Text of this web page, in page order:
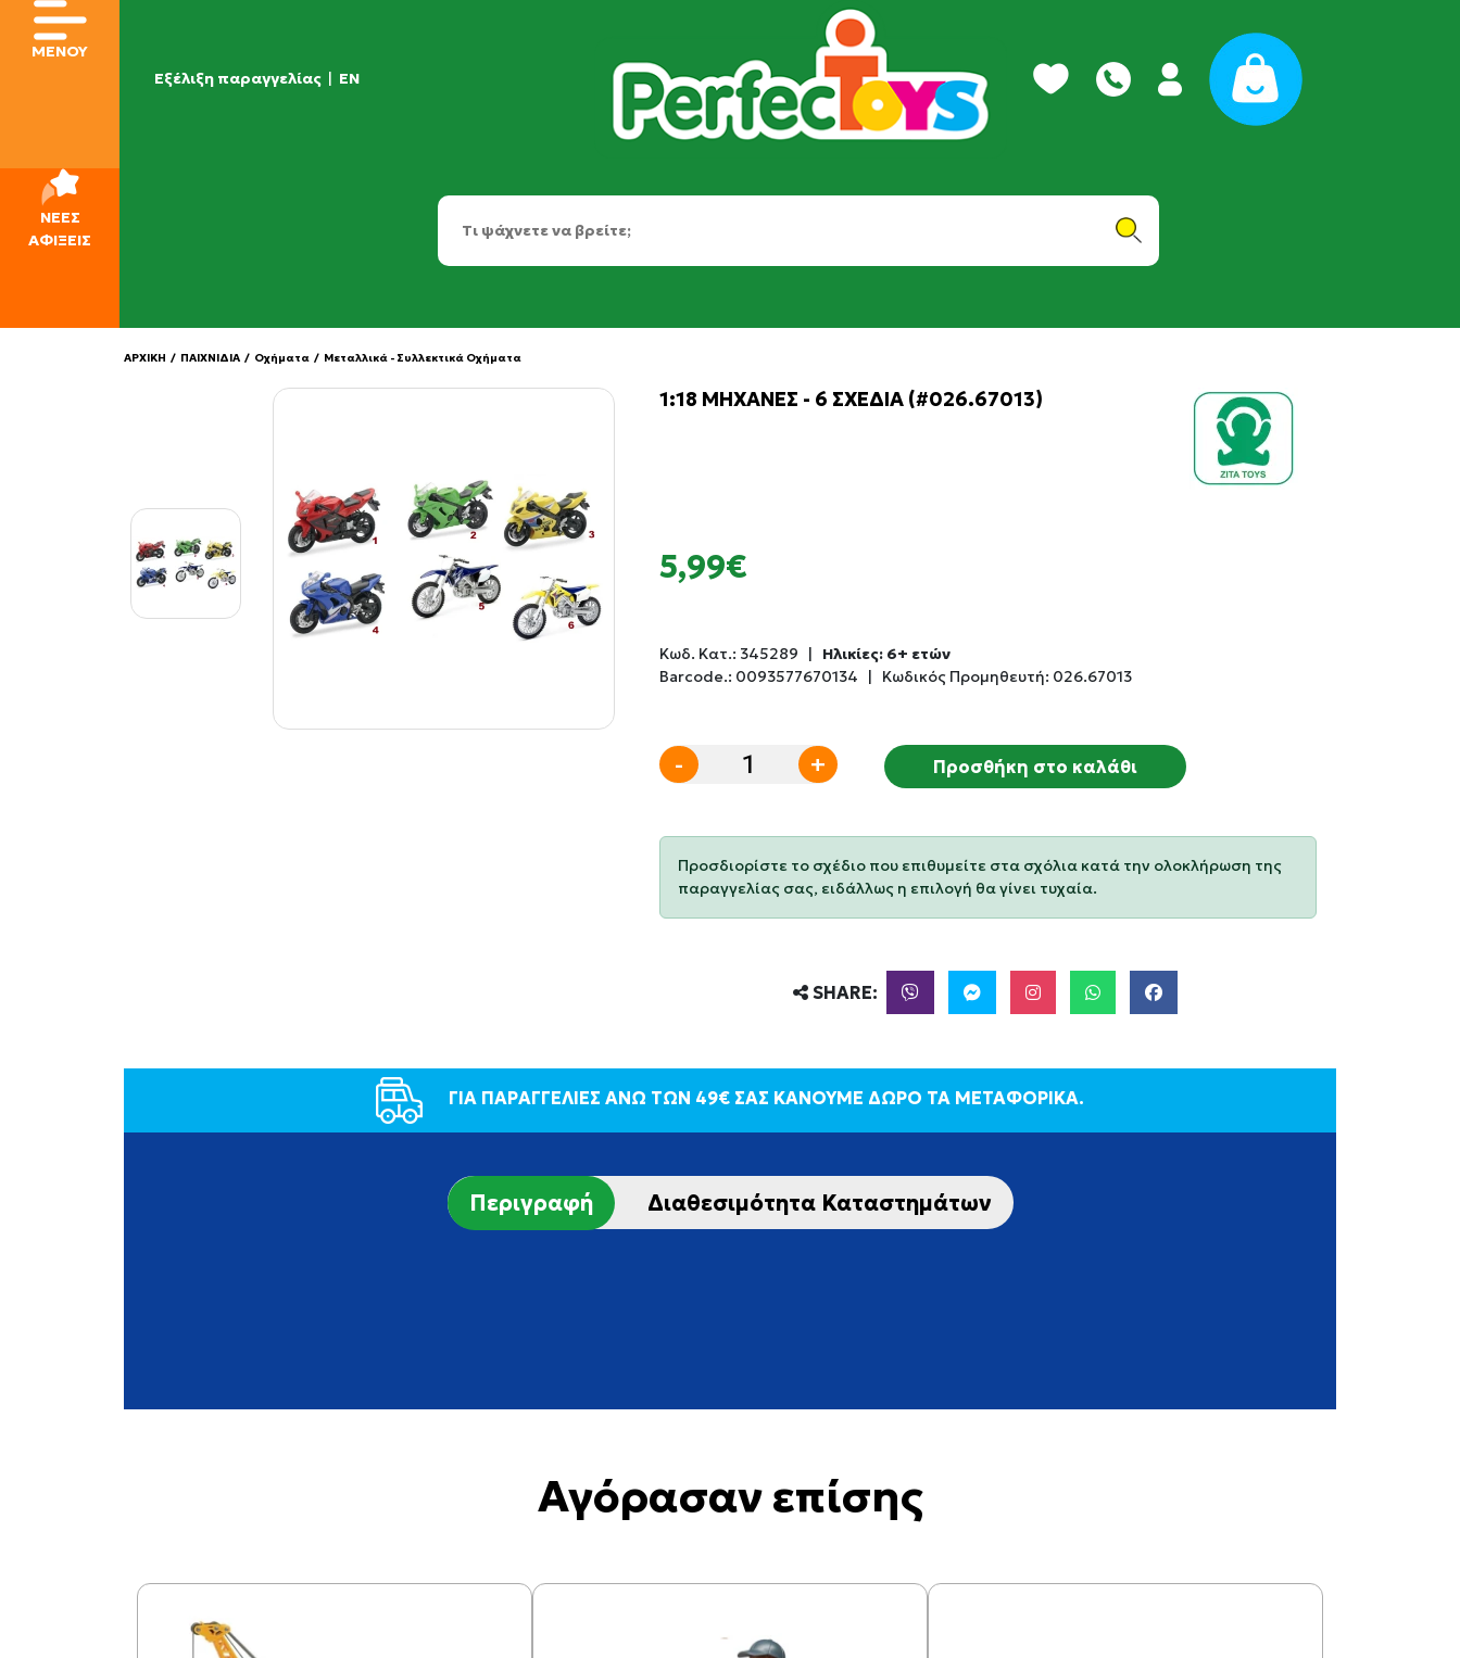
Εξέλιξη παραγγελίας | EN
ΜΕΝΟΥ
ΝΕΕΣ
ΑΦΙΞΕΙΣ
ΑΡΧΙΚΗ / ΠΑΙΧΝΙΔΙΑ / Οχήματα / Μεταλλικά - Συλλεκτικά Οχήματα
1:18 ΜΗΧΑΝΕΣ - 6 ΣΧΕΔΙΑ (#026.67013)
5,99€
Κωδ. Κατ.: 345289 |
Ηλικίες: 6+ ετών
Barcode.: 0093577670134 | Κωδικός Προμηθευτή: 026.67013
- + Προσθήκη στο καλάθι
Προσδιορίστε το σχέδιο που επιθυμείτε στα σχόλια κατά την ολοκλήρωση της
παραγγελίας σας, ειδάλλως η επιλογή θα γίνει τυχαία.
SHARE:
ΓΙΑ ΠΑΡΑΓΓΕΛΙΕΣ ΑΝΩ ΤΩΝ 49€ ΣΑΣ ΚΑΝΟΥΜΕ ΔΩΡΟ ΤΑ ΜΕΤΑΦΟΡΙΚΑ.
Περιγραφή Διαθεσιμότητα Καταστημάτων
Αγόρασαν επίσης